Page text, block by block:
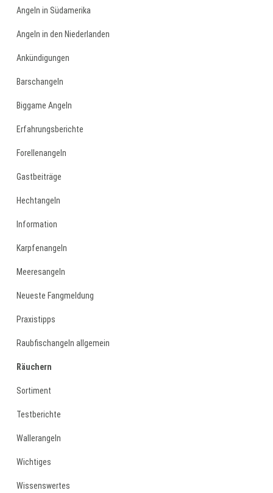
Angeln in Südamerika
Angeln in den Niederlanden
Ankündigungen
Barschangeln
Biggame Angeln
Erfahrungsberichte
Forellenangeln
Gastbeiträge
Hechtangeln
Information
Karpfenangeln
Meeresangeln
Neueste Fangmeldung
Praxistipps
Raubfischangeln allgemein
Räuchern
Sortiment
Testberichte
Wallerangeln
Wichtiges
Wissenswertes